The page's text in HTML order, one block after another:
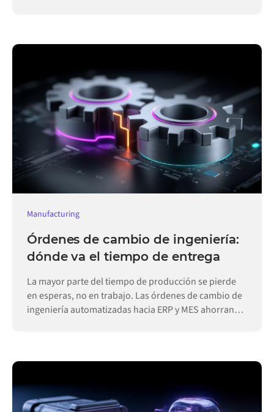
Manufacturing
Órdenes de cambio de ingeniería:
dónde va el tiempo de entrega
La mayor parte del tiempo de producción se pierde
en esperas, no en trabajo. Las órdenes de cambio de
ingeniería automatizadas hacia ERP y MES ahorran